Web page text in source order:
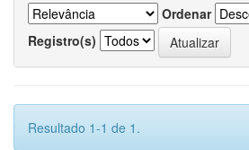
Ordenar
Registro(s)
Resultado 1-1 de 1.